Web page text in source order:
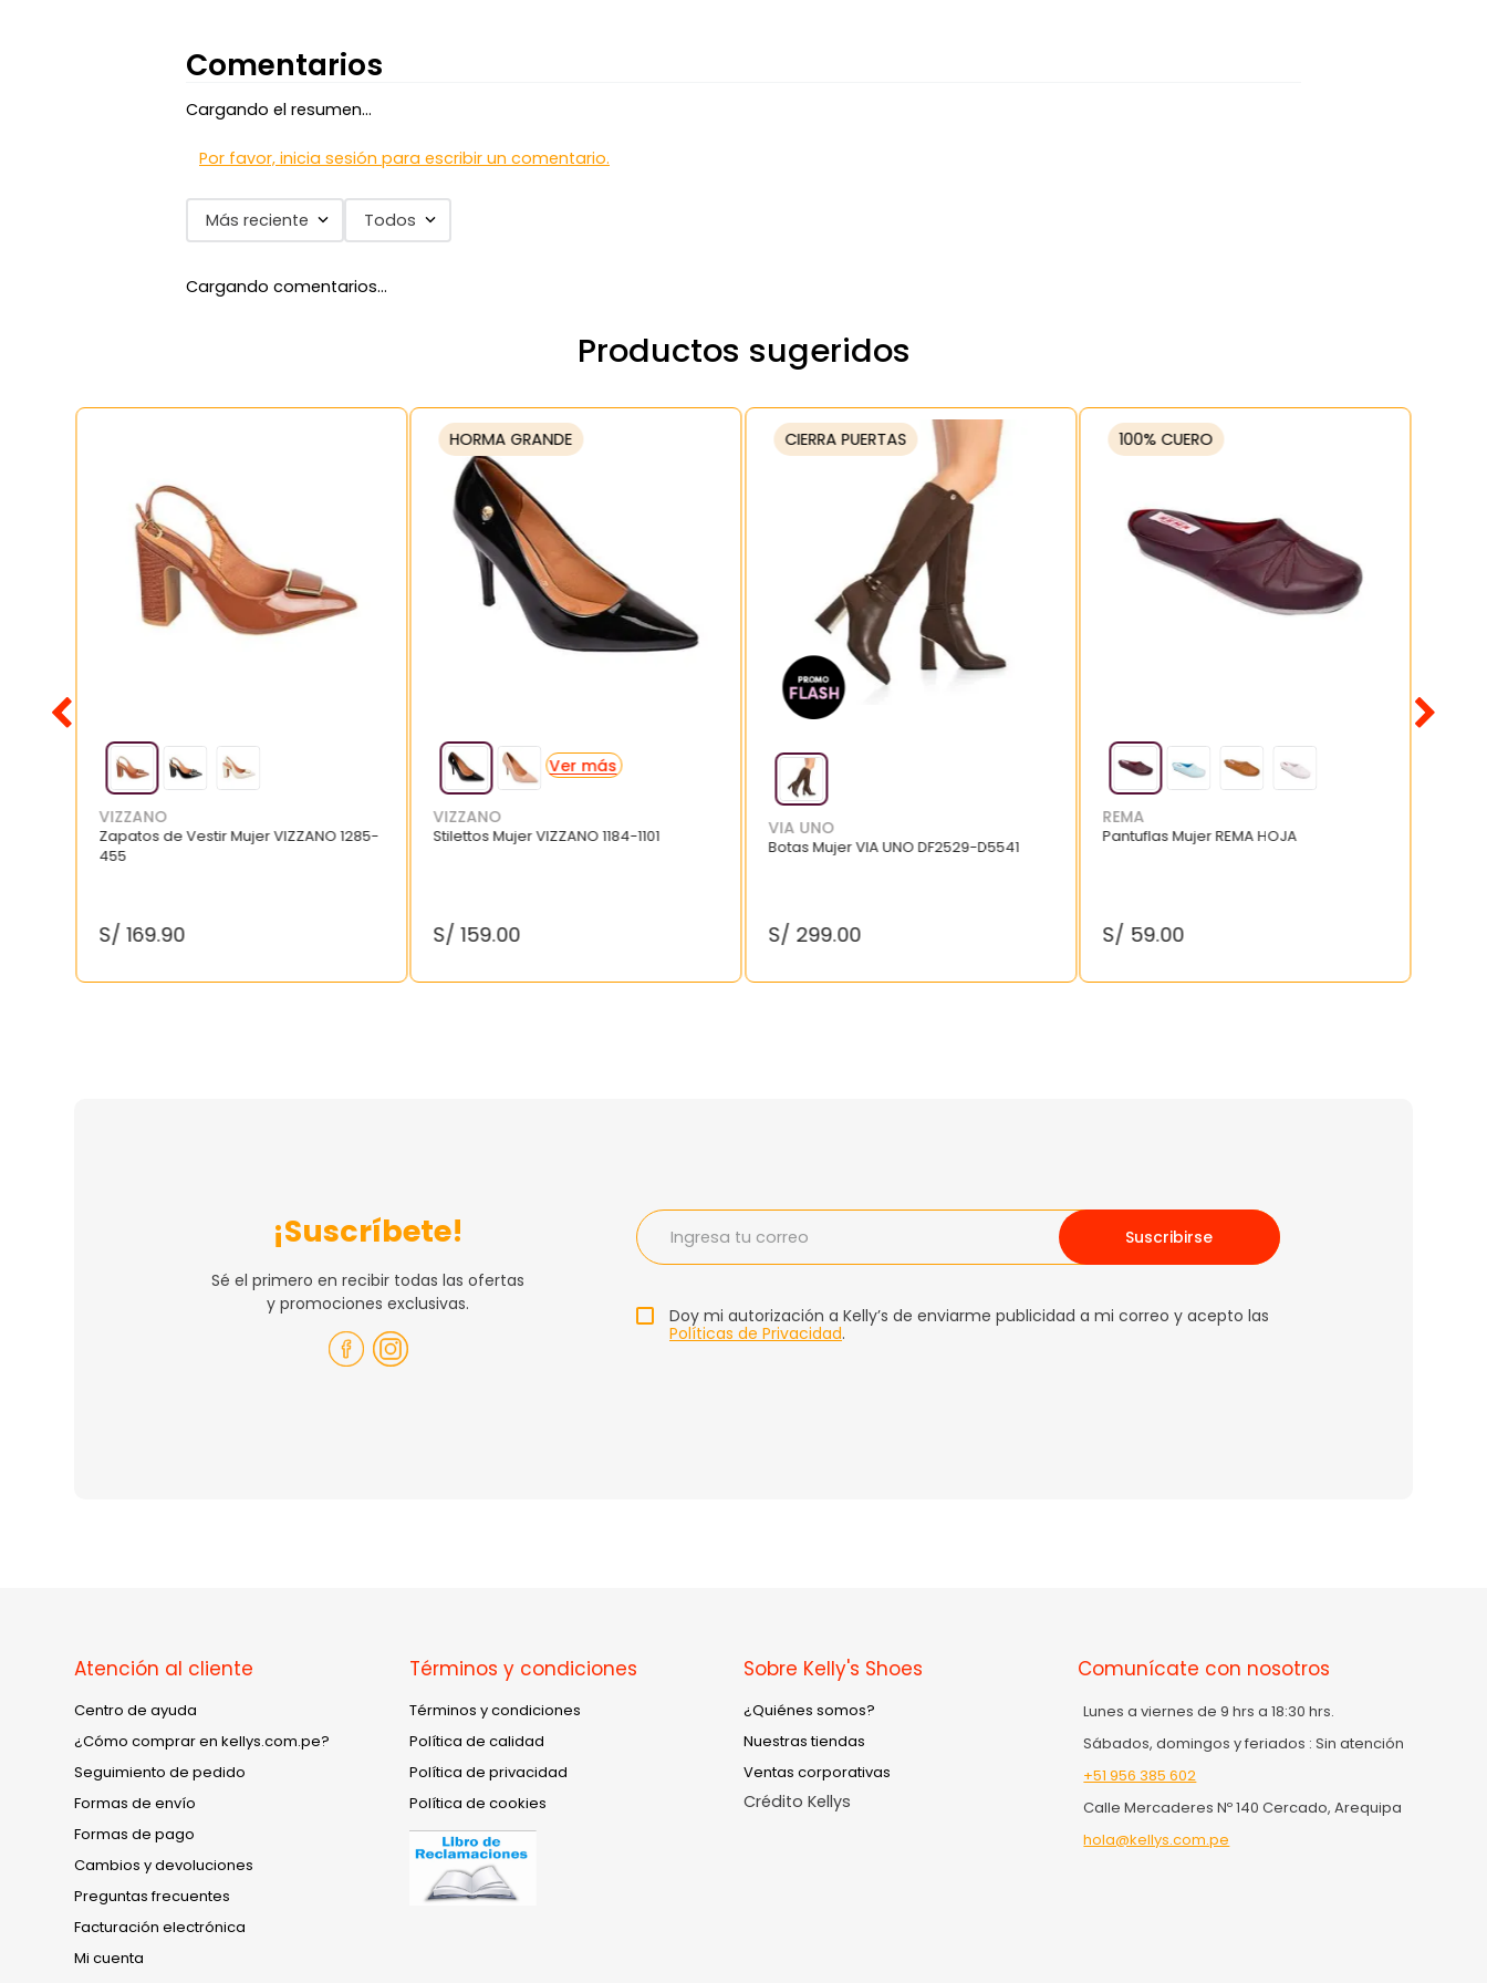
Comentarios
Cargando el resumen…
Por favor, inicia sesión para escribir un comentario.
Más reciente Todos
Cargando comentarios…
Productos sugeridos
VIZZANO
Zapatos de Vestir Mujer VIZZANO 1285-
455
S/ 169.90
HORMA GRANDE
VIZZANO
Stilettos Mujer VIZZANO 1184-1101
S/ 159.00
CIERRA PUERTAS
VIA UNO
Botas Mujer VIA UNO DF2529-D5541
S/ 299.00
100% CUERO
REMA
Pantuflas Mujer REMA HOJA
S/ 59.00
¡Suscríbete!
Sé el primero en recibir todas las ofertas
y promociones exclusivas.
Suscribirse
Doy mi autorización a Kelly’s de enviarme publicidad a mi correo y acepto las
Políticas de Privacidad.
Atención al cliente
Centro de ayuda
¿Cómo comprar en kellys.com.pe?
Seguimiento de pedido
Formas de envío
Formas de pago
Cambios y devoluciones
Preguntas frecuentes
Facturación electrónica
Mi cuenta
Términos y condiciones
Términos y condiciones
Política de calidad
Política de privacidad
Política de cookies
Sobre Kelly's Shoes
¿Quiénes somos?
Nuestras tiendas
Ventas corporativas
Crédito Kellys
Comunícate con nosotros
Lunes a viernes de 9 hrs a 18:30 hrs.
Sábados, domingos y feriados : Sin atención
+51 956 385 602
Calle Mercaderes Nº 140 Cercado, Arequipa
hola@kellys.com.pe